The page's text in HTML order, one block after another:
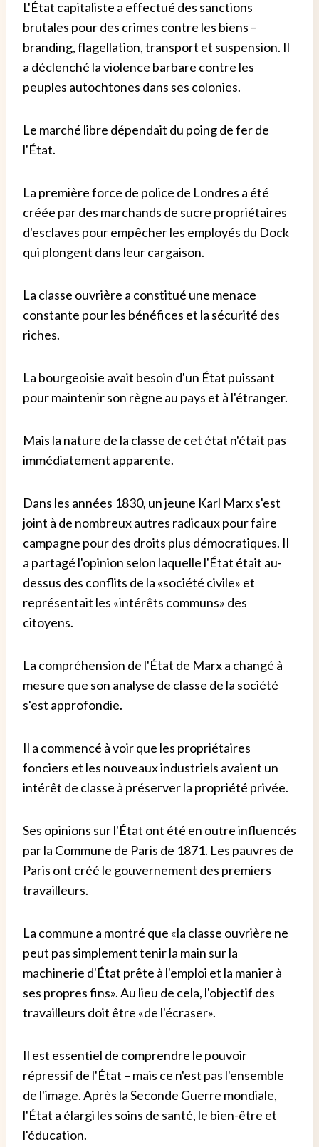
L'État capitaliste a effectué des sanctions
brutales pour des crimes contre les biens –
branding, flagellation, transport et suspension. Il
a déclenché la violence barbare contre les
peuples autochtones dans ses colonies.
Le marché libre dépendait du poing de fer de
l'État.
La première force de police de Londres a été
créée par des marchands de sucre propriétaires
d'esclaves pour empêcher les employés du Dock
qui plongent dans leur cargaison.
La classe ouvrière a constitué une menace
constante pour les bénéfices et la sécurité des
riches.
La bourgeoisie avait besoin d'un État puissant
pour maintenir son règne au pays et à l'étranger.
Mais la nature de la classe de cet état n'était pas
immédiatement apparente.
Dans les années 1830, un jeune Karl Marx s'est
joint à de nombreux autres radicaux pour faire
campagne pour des droits plus démocratiques. Il
a partagé l'opinion selon laquelle l'État était au-
dessus des conflits de la «société civile» et
représentait les «intérêts communs» des
citoyens.
La compréhension de l'État de Marx a changé à
mesure que son analyse de classe de la société
s'est approfondie.
Il a commencé à voir que les propriétaires
fonciers et les nouveaux industriels avaient un
intérêt de classe à préserver la propriété privée.
Ses opinions sur l'État ont été en outre influencés
par la Commune de Paris de 1871. Les pauvres de
Paris ont créé le gouvernement des premiers
travailleurs.
La commune a montré que «la classe ouvrière ne
peut pas simplement tenir la main sur la
machinerie d'État prête à l'emploi et la manier à
ses propres fins». Au lieu de cela, l'objectif des
travailleurs doit être «de l'écraser».
Il est essentiel de comprendre le pouvoir
répressif de l'État – mais ce n'est pas l'ensemble
de l'image. Après la Seconde Guerre mondiale,
l'État a élargi les soins de santé, le bien-être et
l'éducation.